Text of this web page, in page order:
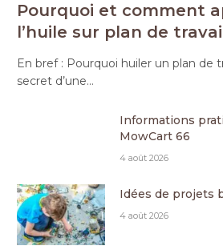
Pourquoi et comment
l’huile sur plan de
En bref : Pourquoi huiler un plan de
secret d’une…
Informations
MowCart 66
4 août 2026
Idées de projets
4 août 2026